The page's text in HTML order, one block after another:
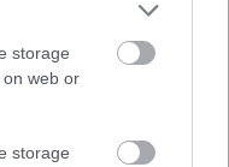
storage
web or
storage
dermatologa